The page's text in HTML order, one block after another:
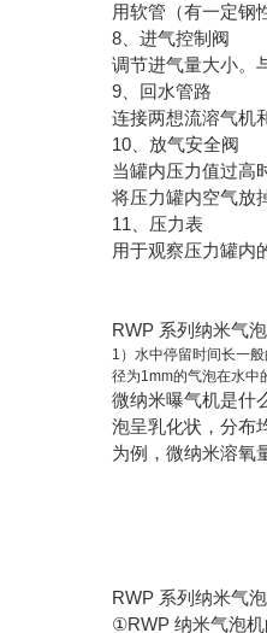
用软管（有一定钢
8、进气控制阀
调节进气量大小。
9、回水管路
连接两想流溶气机
10、放气安全阀
当罐内压力值过高
将压力罐内空气放
11、压力表
用于观察压力罐内
RWP 系列纳米气
1）水中停留时间长一
径为1mm的气泡在水中
微纳米曝气机是什
泡呈乳化状，分布
为例，微纳米溶氧
RWP 系列纳米气
①RWP 纳米气泡